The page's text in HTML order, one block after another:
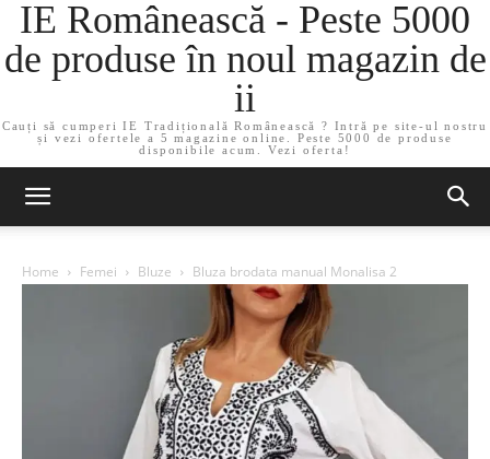
IE Românească - Peste 5000
de produse în noul magazin de
ii
Cauți să cumperi IE Tradițională Românească ? Intră pe site-ul nostru
și vezi ofertele a 5 magazine online. Peste 5000 de produse
disponibile acum. Vezi oferta!
Home Femei Bluze Bluza brodata manual Monalisa 2